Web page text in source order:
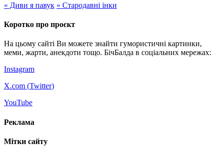
« Диви я павук » Стародавні інки
Коротко про проєкт
На цьому сайті Ви можете знайти гумористичні картинки,
меми, жарти, анекдоти тощо. БічБалда в соціальних мережах:
Instagram
X.com (Twitter)
YouTube
Реклама
Мітки сайту